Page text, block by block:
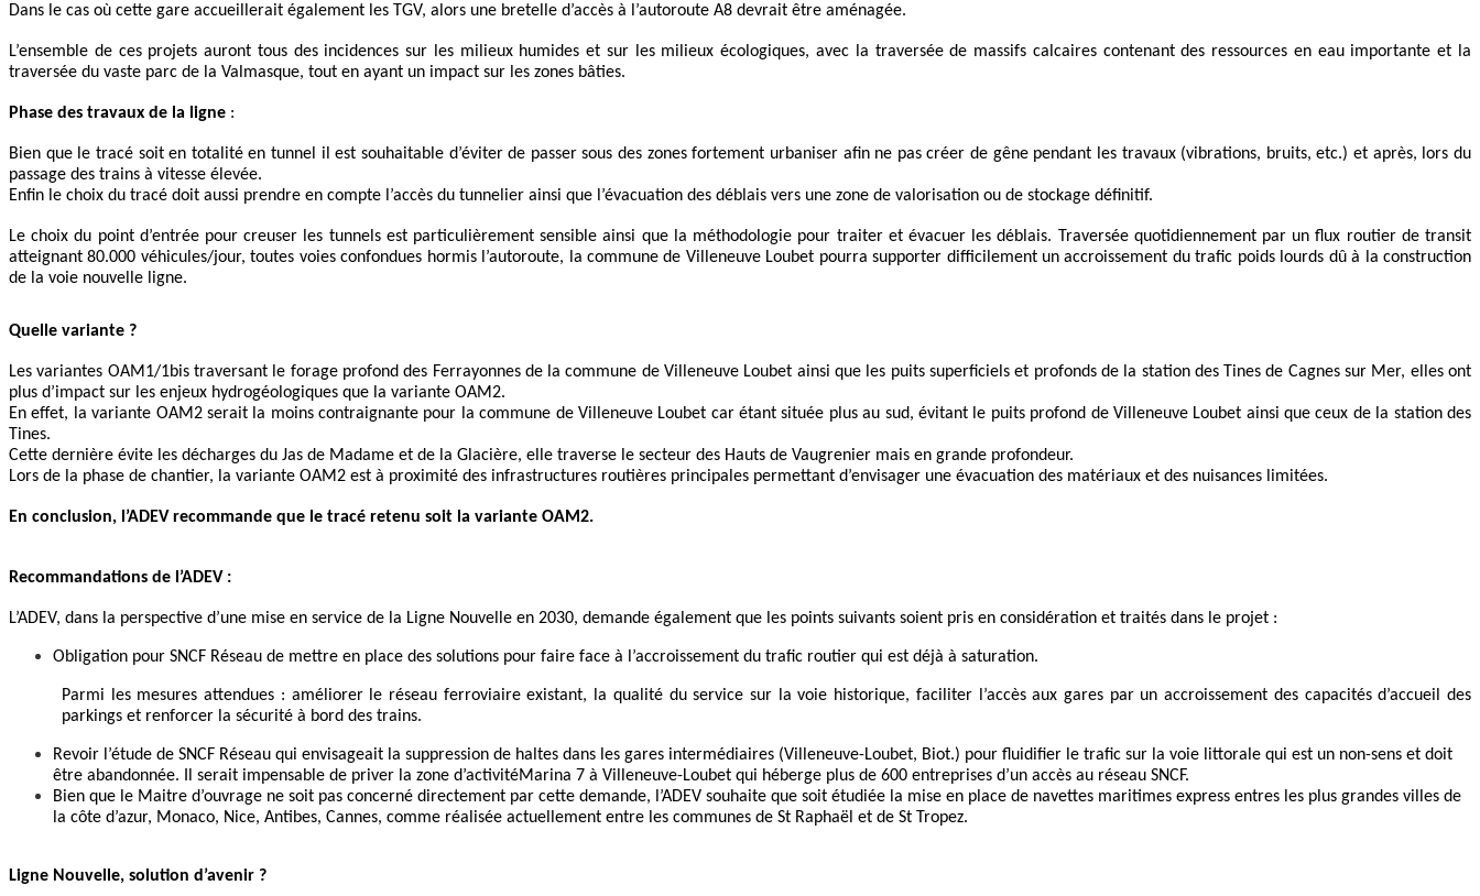
Dans le cas où cette gare accueillerait également les TGV, alors une bretelle d’accès à l’autoroute A8 devrait être aménagée.
L’ensemble de ces projets auront tous des incidences sur les milieux humides et sur les milieux écologiques, avec la traversée de massifs calcaires contenant des ressources en eau importante et la
traversée du vaste parc de la Valmasque, tout en ayant un impact sur les zones bâties.
Phase des travaux de la ligne :
Bien que le tracé soit en totalité en tunnel il est souhaitable d’éviter de passer sous des zones fortement urbaniser afin ne pas créer de gêne pendant les travaux (vibrations, bruits, etc.) et après, lors du
passage des trains à vitesse élevée.
Enfin le choix du tracé doit aussi prendre en compte l’accès du tunnelier ainsi que l’évacuation des déblais vers une zone de valorisation ou de stockage définitif.
Le choix du point d’entrée pour creuser les tunnels est particulièrement sensible ainsi que la méthodologie pour traiter et évacuer les déblais. Traversée quotidiennement par un flux routier de transit
atteignant 80.000 véhicules/jour, toutes voies confondues hormis l’autoroute, la commune de Villeneuve Loubet pourra supporter difficilement un accroissement du trafic poids lourds dû à la construction
de la voie nouvelle ligne.
Quelle variante ?
Les variantes OAM1/1bis traversant le forage profond des Ferrayonnes de la commune de Villeneuve Loubet ainsi que les puits superficiels et profonds de la station des Tines de Cagnes sur Mer, elles ont
plus d’impact sur les enjeux hydrogéologiques que la variante OAM2.
En effet, la variante OAM2 serait la moins contraignante pour la commune de Villeneuve Loubet car étant située plus au sud, évitant le puits profond de Villeneuve Loubet ainsi que ceux de la station des
Tines.
Cette dernière évite les décharges du Jas de Madame et de la Glacière, elle traverse le secteur des Hauts de Vaugrenier mais en grande profondeur.
Lors de la phase de chantier, la variante OAM2 est à proximité des infrastructures routières principales permettant d’envisager une évacuation des matériaux et des nuisances limitées.
En conclusion, l’ADEV recommande que le tracé retenu soit la variante OAM2.
Recommandations de l’ADEV :
L’ADEV, dans la perspective d’une mise en service de la Ligne Nouvelle en 2030, demande également que les points suivants soient pris en considération et traités dans le projet :
Obligation pour SNCF Réseau de mettre en place des solutions pour faire face à l’accroissement du trafic routier qui est déjà à saturation.
Parmi les mesures attendues : améliorer le réseau ferroviaire existant, la qualité du service sur la voie historique, faciliter l’accès aux gares par un accroissement des capacités d’accueil des
parkings et renforcer la sécurité à bord des trains.
Revoir l’étude de SNCF Réseau qui envisageait la suppression de haltes dans les gares intermédiaires (Villeneuve-Loubet, Biot.) pour fluidifier le trafic sur la voie littorale qui est un non-sens et doit
être abandonnée. Il serait impensable de priver la zone d’activitéMarina 7 à Villeneuve-Loubet qui héberge plus de 600 entreprises d’un accès au réseau SNCF.
Bien que le Maitre d’ouvrage ne soit pas concerné directement par cette demande, l’ADEV souhaite que soit étudiée la mise en place de navettes maritimes express entres les plus grandes villes de
la côte d’azur, Monaco, Nice, Antibes, Cannes, comme réalisée actuellement entre les communes de St Raphaël et de St Tropez.
Ligne Nouvelle, solution d’avenir ?